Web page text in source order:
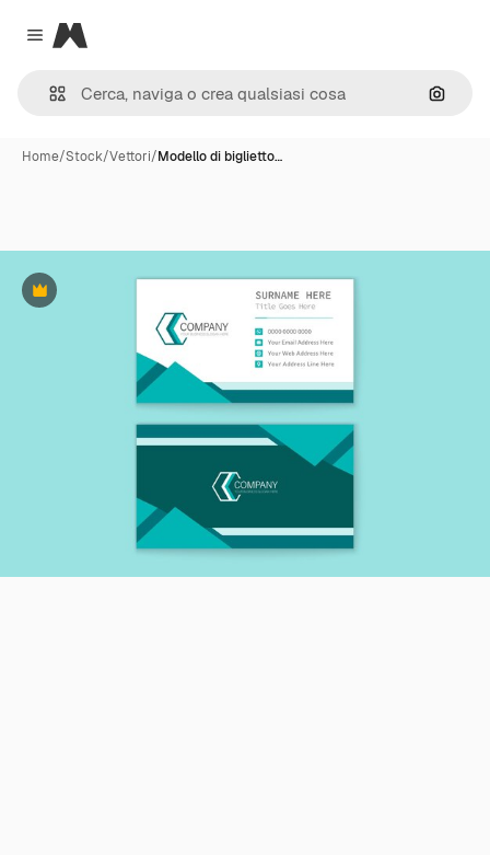
Close menu
Magnific
Cerca
Home/Stock/Vettori/Modello di biglietto…
Premium